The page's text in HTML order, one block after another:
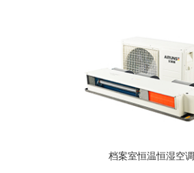
档案室恒温恒湿空调